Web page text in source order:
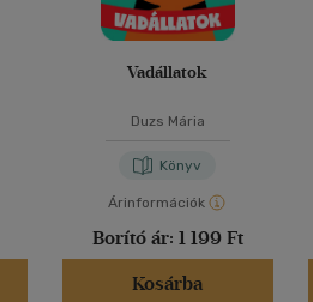
Vadállatok
Duzs Mária
Könyv
Árinformációk
Borító ár: 1 199 Ft
Kosárba